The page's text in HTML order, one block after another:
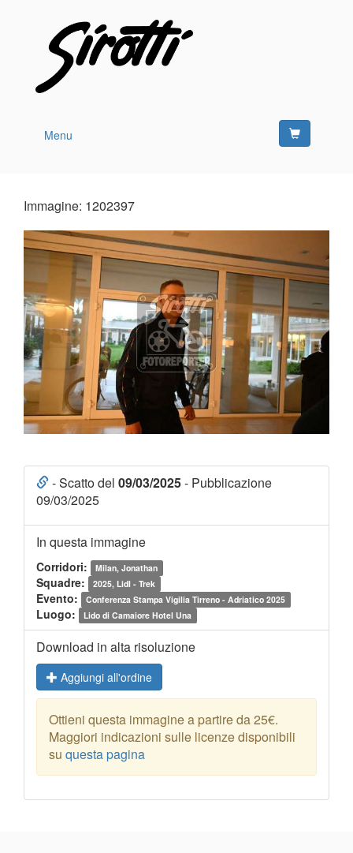
Menu
Immagine: 1202397
- Scatto del 09/03/2025- Pubblicazione
09/03/2025
In questa immagine
Corridori: Milan, Jonathan
Squadre: 2025, Lidl - Trek
Evento: Conferenza Stampa Vigilia Tirreno - Adriatico 2025
Luogo: Lido di Camaiore Hotel Una
Download in alta risoluzione
Aggiungi all'ordine
Ottieni questa immagine a partire da 25€.
Maggiori indicazioni sulle licenze disponibili
su questa pagina